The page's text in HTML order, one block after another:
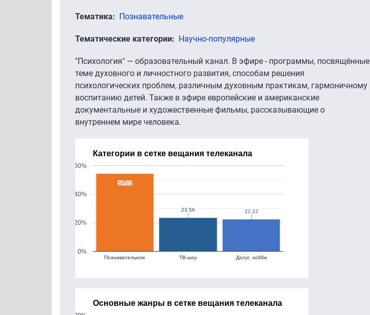
Тематика Познавательные
Тематические категории Научно-популярные
"Психология" — образовательный канал. В эфире - программы, посвящённые
теме духовного и личностного развития, способам решения
психологических проблем, различным духовным практикам, гармоничному
воспитанию детей. Также в эфире европейские и американские
документальные и художественные фильмы, рассказывающие о
внутреннем мире человека.
Категории в сетке вещания телеканала
Познавательное ТВ-шоу Досуг, хобби
0%
20%
40%
60%
54.22
54.22
23.56
23.56 22.22
22.22
Основные жанры в сетке вещания телеканала